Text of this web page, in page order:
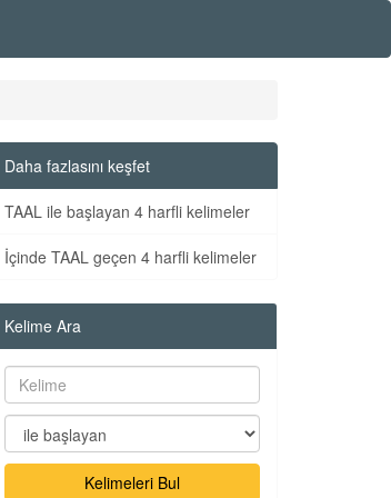
Daha fazlasını keşfet
TAAL ile başlayan 4 harfli kelimeler
İçinde TAAL geçen 4 harfli kelimeler
Kelime Ara
Kelimeleri Bul